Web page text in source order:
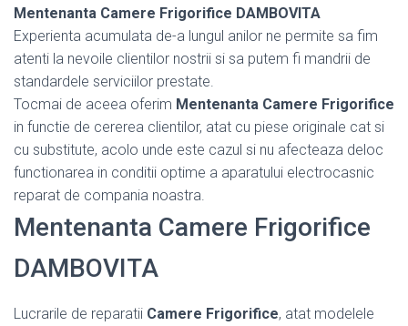
Mentenanta Camere Frigorifice DAMBOVITA
Experienta acumulata de-a lungul anilor ne permite sa fim
atenti la nevoile clientilor nostrii si sa putem fi mandrii de
standardele serviciilor prestate.
Tocmai de aceea oferim Mentenanta Camere Frigorifice
in functie de cererea clientilor, atat cu piese originale cat si
cu substitute, acolo unde este cazul si nu afecteaza deloc
functionarea in conditii optime a aparatului electrocasnic
reparat de compania noastra.
Mentenanta Camere Frigorifice
DAMBOVITA
Lucrarile de reparatii Camere Frigorifice, atat modelele